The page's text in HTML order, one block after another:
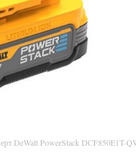
DeWalt PowerStack DCF850E1T-